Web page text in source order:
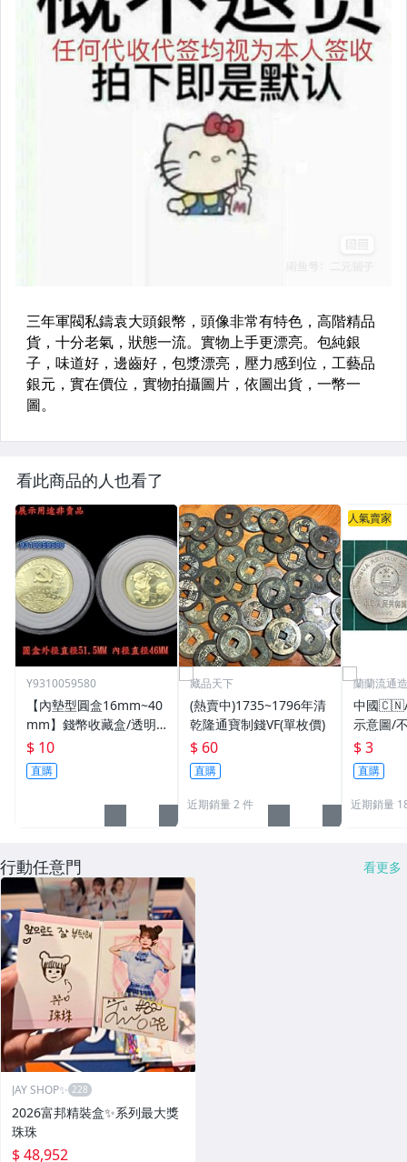
看此商品的人也看了
Y9310059580
【內墊型圓盒16mm~40
mm】錢幣收藏盒/透明
圓盒/硬幣盒/錢幣收藏用
品
$ 10
直購
藏品天下
(熱賣中)1735~1796年清
乾隆通寶制錢VF(單枚價)
$ 60
直購
近期銷量 2 件
人氣賣家
蘭蘭流通
中國🇨🇳/
示意圖/
機出貨
$ 3
直購
近期銷量
行動任意門 看更多
JAY SHOP✨
2026富邦精裝盒✨系列最大獎
珠珠
$ 48,952